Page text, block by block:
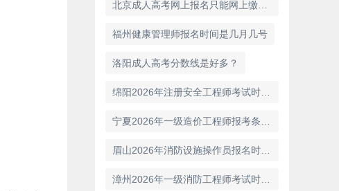
福州健康管理师报名时间是几月几号
洛阳成人高考分数线是好多？